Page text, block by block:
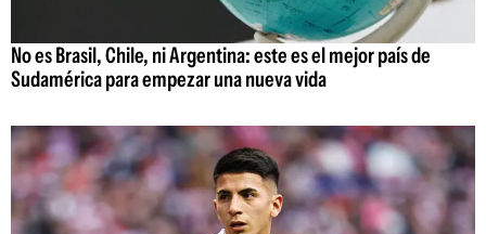
No es Brasil, Chile, ni Argentina: este es el mejor país de
Sudamérica para empezar una nueva vida